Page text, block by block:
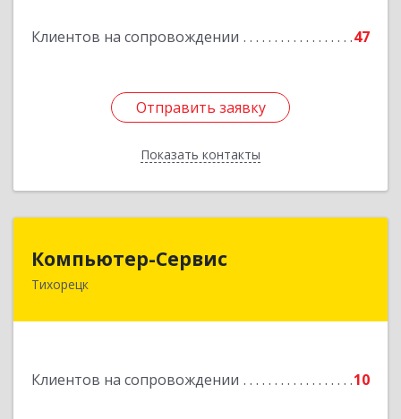
Клиентов на сопровождении 47
Отправить заявку
Показать контакты
Отправить заявку
Назад
Компьютер-Сервис
Тихорецк
Клиентов на сопровождении 10
352040, Краснодарский край, Павловский р-н,